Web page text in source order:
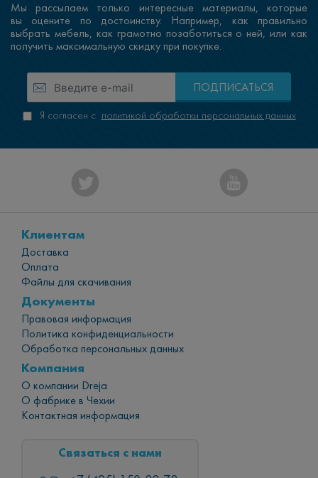
Мы рассылаем только интересные материалы, которые
вы оцените по достоинству. Например, как правильно
выбрать мебель, как грамотно позаботиться о ней, или как
получить максимальную скидку при покупке.
ПОДПИСАТЬСЯ
Я согласен с политикой обработки персональных данных
Клиентам
Доставка
Оплата
Файлы для скачивания
Документы
Правовая информация
Политика конфиденциальности
Обработка персональных данных
Компания
О компании Dreja
О фабрике в Чехии
Контактная информация
Связаться с нами